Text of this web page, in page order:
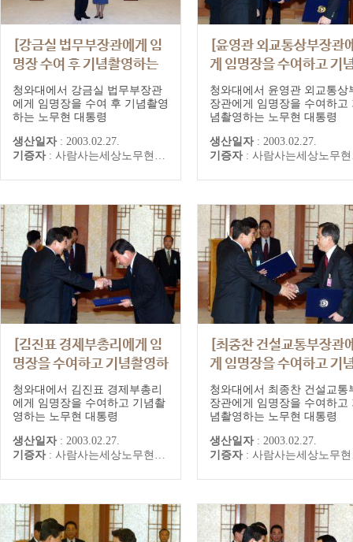
[강금실 법무부장관에게 임
명장 수여 후 기념촬영하는
노무현 대통령]
청와대에서 강금실 법무부장관
에게 임명장을 수여 후 기념촬영
하는 노무현 대통령
생산일자 : 2003.02.27.
기증자 : 사람사는세상노무현재단
[윤영관 외교통상부장관
게 임명장을 수여하고 기
촬영하는 노무현 대통령]
청와대에서 윤영관 외교통상
장관에게 임명장을 수여하고
념촬영하는 노무현 대통령
생산일자 : 2003.02.27.
기증자 : 사람사는세상노무현재단
[김진표 경제부총리에게 임
명장을 수여하고 기념촬영하
는 노무현 대통령]
청와대에서 김진표 경제부총리
에게 임명장을 수여하고 기념촬
영하는 노무현 대통령
생산일자 : 2003.02.27.
기증자 : 사람사는세상노무현재단
[최종찬 건설교통부장관
게 임명장을 수여하고 기
촬영하는 노무현 대통령]
청와대에서 최종찬 건설교통
장관에게 임명장을 수여하고
념촬영하는 노무현 대통령
생산일자 : 2003.02.27.
기증자 : 사람사는세상노무현재단